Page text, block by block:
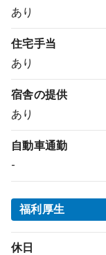
あり
住宅手当
あり
宿舎の提供
あり
自動車通勤
-
福利厚生
休日